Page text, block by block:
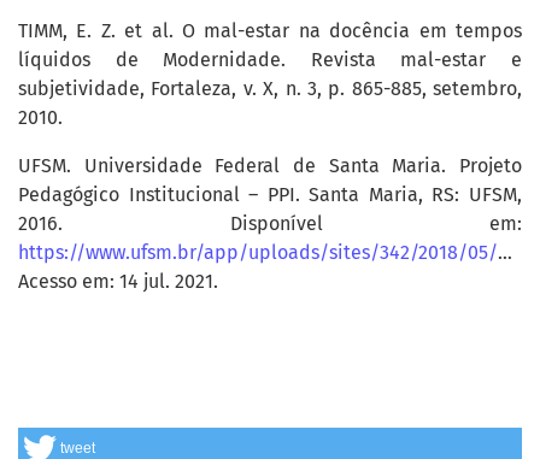
tweet
TIMM, E. Z. et al. O mal-estar na docência em tempos
líquidos de Modernidade. Revista mal-estar e
subjetividade, Fortaleza, v. X, n. 3, p. 865-885, setembro,
2010.
UFSM. Universidade Federal de Santa Maria. Projeto
Pedagógico Institucional – PPI. Santa Maria, RS: UFSM,
2016. Disponível em:
https://www.ufsm.br/app/uploads/sites/342/2018/05/UFSM_PPI_Projeto_Pedagogico_Institucional.pdf
Acesso em: 14 jul. 2021.